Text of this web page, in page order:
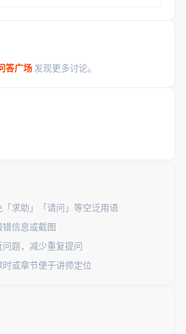
答广场 发现更多讨论。
求助」「请问」等空泛用语
信息或截图
题，减少重复提问
或章节便于讲师定位